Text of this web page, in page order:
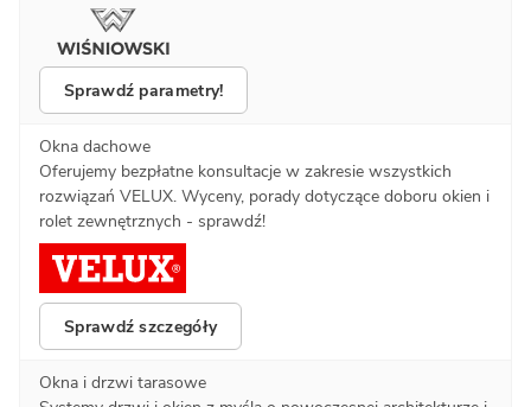
Sprawdź parametry!
Okna dachowe
Oferujemy bezpłatne konsultacje w zakresie wszystkich
rozwiązań VELUX. Wyceny, porady dotyczące doboru okien i
rolet zewnętrznych - sprawdź!
Sprawdź szczegóły
Okna i drzwi tarasowe